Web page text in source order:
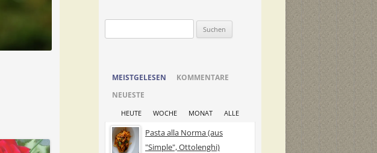
nach:
MEISTGELESEN
KOMMENTARE
NEUESTE
HEUTE WOCHE MONAT ALLE
Pasta alla Norma (aus
"Simple", Ottolenghi)